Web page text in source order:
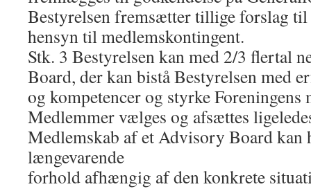
Bestyrelsen fremsætter tillige forslag til
hensyn til medlemskontingent.
Stk. 3 Bestyrelsen kan med 2/3 flertal
Board, der kan bistå Bestyrelsen med
og kompetencer og styrke Foreningens
Medlemmer vælges og afsættes
Medlemskab af et Advisory Board kan
længevarende
forhold afhængig af den konkrete